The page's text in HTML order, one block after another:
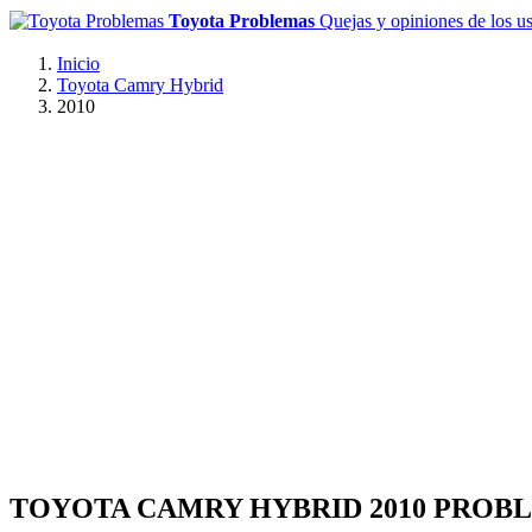
Toyota Problemas Quejas y opiniones de los
Inicio
Toyota Camry Hybrid
2010
TOYOTA CAMRY HYBRID 2010